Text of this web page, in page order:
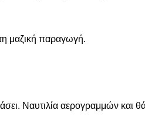
μαζική παραγωγή.
Ναυτιλία αερογραμμών και